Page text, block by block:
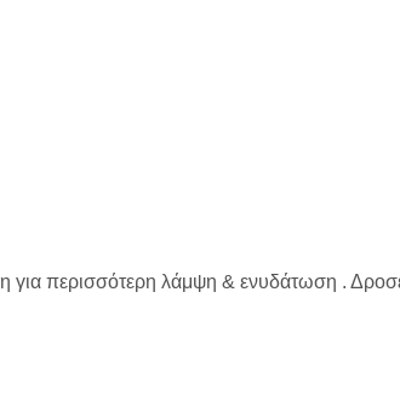
για περισσότερη λάμψη & ενυδάτωση .